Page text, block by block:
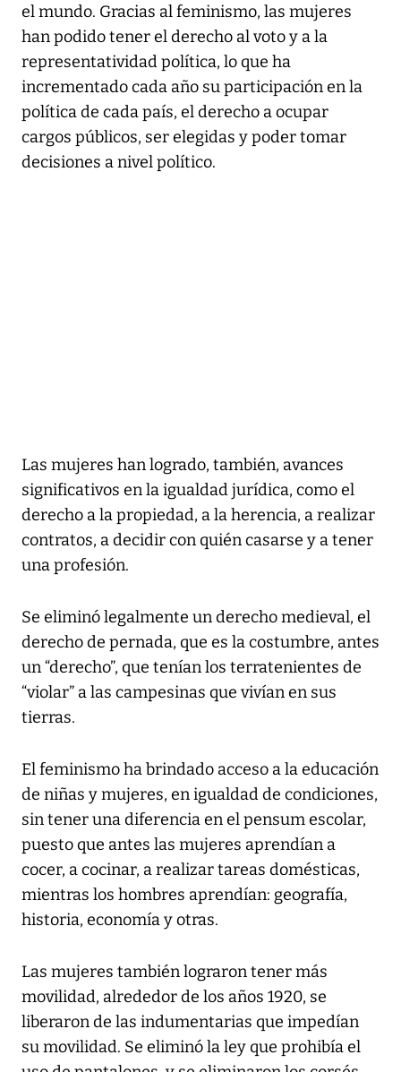
el mundo. Gracias al feminismo, las mujeres
han podido tener el derecho al voto y a la
representatividad política, lo que ha
incrementado cada año su participación en la
política de cada país, el derecho a ocupar
cargos públicos, ser elegidas y poder tomar
decisiones a nivel político.
Las mujeres han logrado, también, avances
significativos en la igualdad jurídica, como el
derecho a la propiedad, a la herencia, a realizar
contratos, a decidir con quién casarse y a tener
una profesión.
Se eliminó legalmente un derecho medieval, el
derecho de pernada, que es la costumbre, antes
un “derecho”, que tenían los terratenientes de
“violar” a las campesinas que vivían en sus
tierras.
El feminismo ha brindado acceso a la educación
de niñas y mujeres, en igualdad de condiciones,
sin tener una diferencia en el pensum escolar,
puesto que antes las mujeres aprendían a
cocer, a cocinar, a realizar tareas domésticas,
mientras los hombres aprendían: geografía,
historia, economía y otras.
Las mujeres también lograron tener más
movilidad, alrededor de los años 1920, se
liberaron de las indumentarias que impedían
su movilidad. Se eliminó la ley que prohibía el